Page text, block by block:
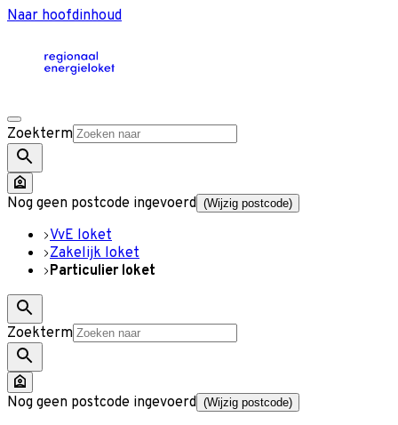
Naar hoofdinhoud
Zoekterm
Nog geen postcode ingevoerd (Wijzig postcode)
VvE loket
Zakelijk loket
Particulier loket
Zoekterm
Nog geen postcode ingevoerd (Wijzig postcode)